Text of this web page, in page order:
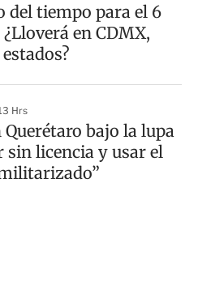
del tiempo para el 6
en CDMX,
Hrs
Querétaro bajo la lupa
sin licencia y usar el